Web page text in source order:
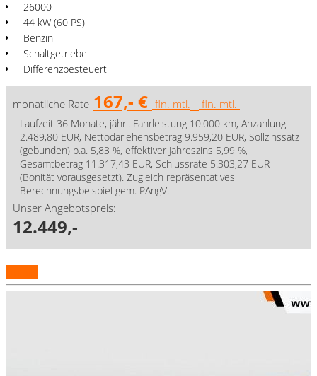
26000
44 kW (60 PS)
Benzin
Schaltgetriebe
Differenzbesteuert
monatliche Rate 167,- € fin. mtl. fin. mtl.
Laufzeit 36 Monate, jährl. Fahrleistung 10.000 km, Anzahlung
2.489,80 EUR, Nettodarlehensbetrag 9.959,20 EUR, Sollzinssatz
(gebunden) p.a. 5,83 %, effektiver Jahreszins 5,99 %,
Gesamtbetrag 11.317,43 EUR, Schlussrate 5.303,27 EUR
(Bonität vorausgesetzt). Zugleich repräsentatives
Berechnungsbeispiel gem. PAngV.
Unser Angebotspreis:
12.449,-